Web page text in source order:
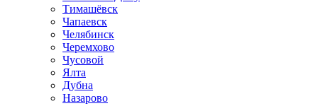
Тимашёвск
Чапаевск
Челябинск
Черемхово
Чусовой
Ялта
Дубна
Назарово